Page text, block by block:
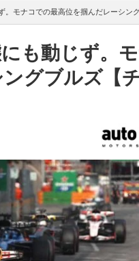
。モナコでの最高位を掴んだレーシン
も動じず。
グブルズ【